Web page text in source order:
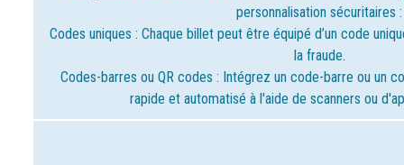
personnalisation sécuritaires :
Codes uniques : Chaque billet peut être équipé d’un code
la fraude.
Codes-barres ou QR codes : Intégrez un code-barre ou un
rapide et automatisé à l'aide de scanners ou